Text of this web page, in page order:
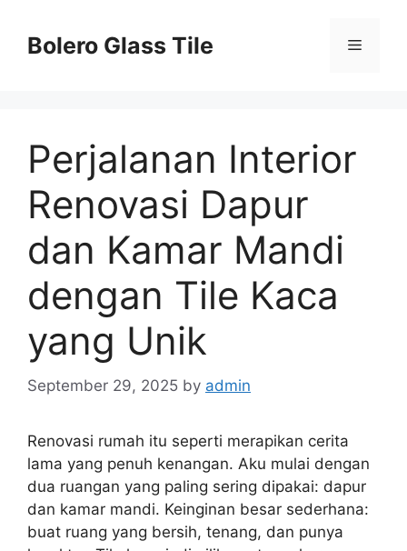
contentBolero Glass Tile Menu
Perjalanan Interior
Renovasi Dapur
dan Kamar Mandi
dengan Tile Kaca
yang Unik
September 29, 2025 by admin
Renovasi rumah itu seperti merapikan cerita
lama yang penuh kenangan. Aku mulai dengan
dua ruangan yang paling sering dipakai: dapur
dan kamar mandi. Keinginan besar sederhana:
buat ruang yang bersih, tenang, dan punya